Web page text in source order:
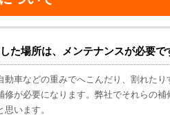
た場所は、メンテナンスが必要で
動車などの重みでへこんだり、割れた
修が必要になります。弊社でそれらの
います。